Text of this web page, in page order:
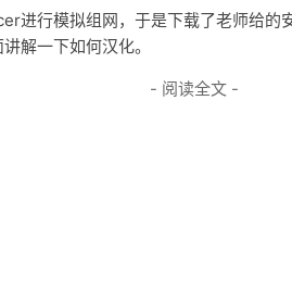
进行模拟组网，于是下载了老师给的
解一下如何汉化。
- 阅读全文 -